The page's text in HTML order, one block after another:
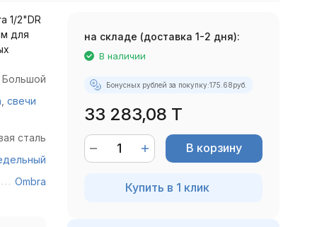
1/2"DR
для
Большой
свечи
сталь
Ombra
на складе (доставка 1-2 дня):
В наличии
Бонусных рублей за покупку:175.68руб.
33 283,08 T
В корзину
Купить в 1 клик